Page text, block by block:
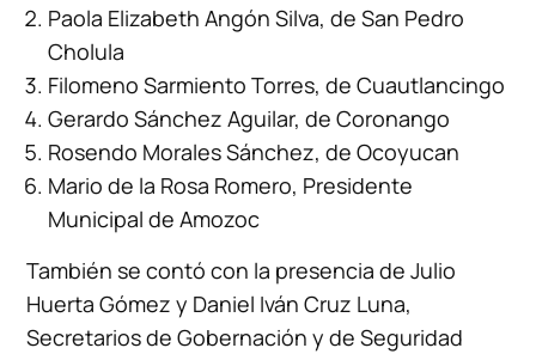
Paola Elizabeth Angón Silva, de San Pedro
Cholula
Filomeno Sarmiento Torres, de Cuautlancingo
Gerardo Sánchez Aguilar, de Coronango
Rosendo Morales Sánchez, de Ocoyucan
Mario de la Rosa Romero, Presidente
Municipal de Amozoc
También se contó con la presencia de Julio
Huerta Gómez y Daniel Iván Cruz Luna,
Secretarios de Gobernación y de Seguridad